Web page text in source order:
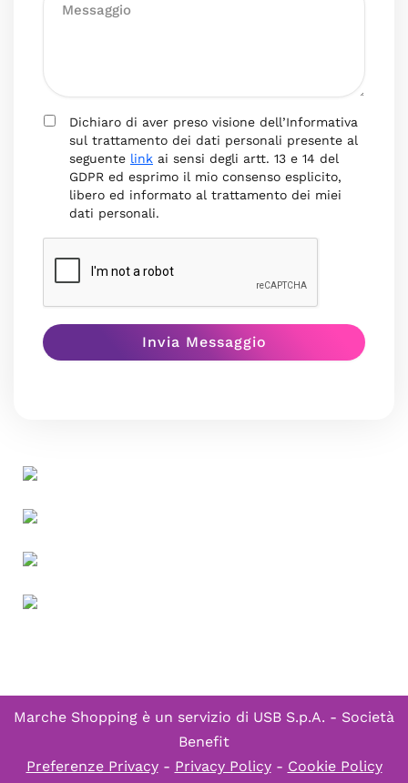
Dichiaro di aver preso visione dell’Informativa
sul trattamento dei dati personali presente al
seguente link ai sensi degli artt. 13 e 14 del
GDPR ed esprimo il mio consenso esplicito,
libero ed informato al trattamento dei miei
dati personali.
Marche Shopping è un servizio di USB S.p.A. - Società
Benefit
Preferenze Privacy- Privacy Policy- Cookie Policy